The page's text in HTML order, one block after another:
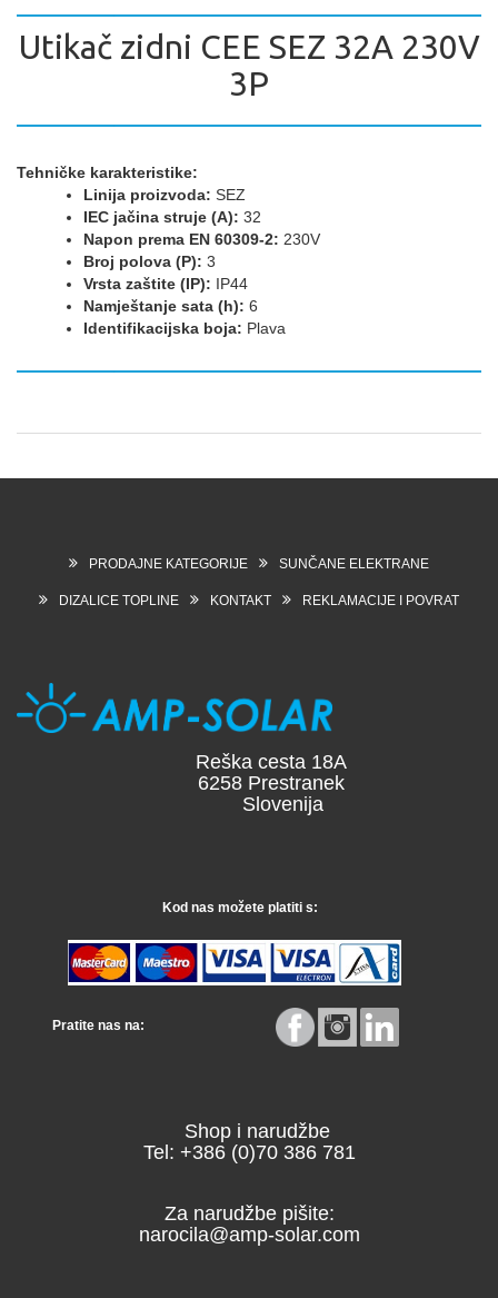
Utikač zidni CEE SEZ 32A 230V
3P
Tehničke karakteristike:
Linija proizvoda: SEZ
IEC jačina struje (A): 32
Napon prema EN 60309-2: 230V
Broj polova (P): 3
Vrsta zaštite (IP): IP44
Namještanje sata (h): 6
Identifikacijska boja: Plava
PRODAJNE KATEGORIJE SUNČANE ELEKTRANE
DIZALICE TOPLINE KONTAKT REKLAMACIJE I POVRAT
Reška cesta 18A
6258 Prestranek
Slovenija
Kod nas možete platiti s:
Pratite nas na:
Shop i narudžbe
Tel: +386 (0)70 386 781
Za narudžbe pišite:
narocila@amp-solar.com